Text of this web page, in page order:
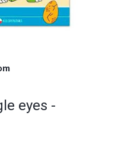
eyes -